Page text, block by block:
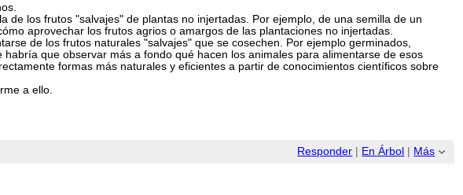
los frutos "salvajes" de plantas no injertadas. Por ejemplo, de una semilla de un
aprovechar los frutos agrios o amargos de las plantaciones no injertadas.
de los frutos naturales "salvajes" que se cosechen. Por ejemplo germinados,
que observar más a fondo qué hacen los animales para alimentarse de esos
formas más naturales y eficientes a partir de conocimientos científicos sobre
a ello.
Responder En Árbol Más